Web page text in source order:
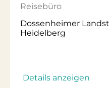
Reisebüro
Dossenheimer
Heidelberg
Details anzeigen